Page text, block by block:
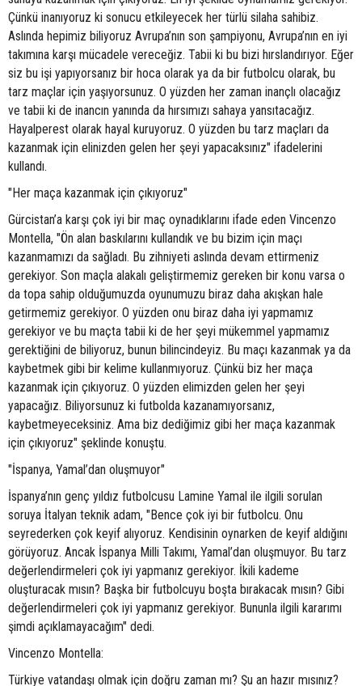
Çünkü inanıyoruz ki sonucu etkileyecek her türlü silaha sahibiz.
Aslında hepimiz biliyoruz Avrupa’nın son şampiyonu, Avrupa’nın en iyi
takımına karşı mücadele vereceğiz. Tabii ki bu bizi hırslandırıyor. Eğer
siz bu işi yapıyorsanız bir hoca olarak ya da bir futbolcu olarak, bu
tarz maçlar için yaşıyorsunuz. O yüzden her zaman inançlı olacağız
ve tabii ki de inancın yanında da hırsımızı sahaya yansıtacağız.
Hayalperest olarak hayal kuruyoruz. O yüzden bu tarz maçları da
kazanmak için elinizden gelen her şeyi yapacaksınız" ifadelerini
kullandı.
"Her maça kazanmak için çıkıyoruz"
Gürcistan’a karşı çok iyi bir maç oynadıklarını ifade eden Vincenzo
Montella, "Ön alan baskılarını kullandık ve bu bizim için maçı
kazanmamızı da sağladı. Bu zihniyeti aslında devam ettirmeniz
gerekiyor. Son maçla alakalı geliştirmemiz gereken bir konu varsa o
da topa sahip olduğumuzda oyunumuzu biraz daha akışkan hale
getirmemiz gerekiyor. O yüzden onu biraz daha iyi yapmamız
gerekiyor ve bu maçta tabii ki de her şeyi mükemmel yapmamız
gerektiğini de biliyoruz, bunun bilincindeyiz. Bu maçı kazanmak ya da
kaybetmek gibi bir kelime kullanmıyoruz. Çünkü biz her maça
kazanmak için çıkıyoruz. O yüzden elimizden gelen her şeyi
yapacağız. Biliyorsunuz ki futbolda kazanamıyorsanız,
kaybetmeyeceksiniz. Ama biz dediğimiz gibi her maça kazanmak
için çıkıyoruz" şeklinde konuştu.
"İspanya, Yamal’dan oluşmuyor"
İspanya’nın genç yıldız futbolcusu Lamine Yamal ile ilgili sorulan
soruya İtalyan teknik adam, "Bence çok iyi bir futbolcu. Onu
seyrederken çok keyif alıyoruz. Kendisinin oynarken de keyif aldığını
görüyoruz. Ancak İspanya Milli Takımı, Yamal’dan oluşmuyor. Bu tarz
değerlendirmeleri çok iyi yapmanız gerekiyor. İkili kademe
oluşturacak mısın? Başka bir futbolcuyu boşta bırakacak mısın? Gibi
değerlendirmeleri çok iyi yapmanız gerekiyor. Bununla ilgili kararımı
şimdi açıklamayacağım" dedi.
Vincenzo Montella:
Türkiye vatandaşı olmak için doğru zaman mı? Şu an hazır mısınız?